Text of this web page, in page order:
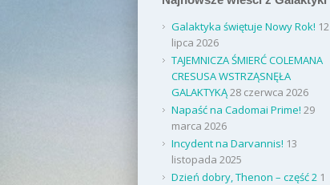
Galaktyka świętuje Nowy Rok! 12
lipca 2026
TAJEMNICZA ŚMIERĆ COLEMANA
CRESUSA WSTRZĄSNĘŁA
GALAKTYKĄ28 czerwca 2026
Napaść na Cadomai Prime! 29
marca 2026
Incydent na Darvannis! 13
listopada 2025
Dzień dobry, Thenon – część 2 1